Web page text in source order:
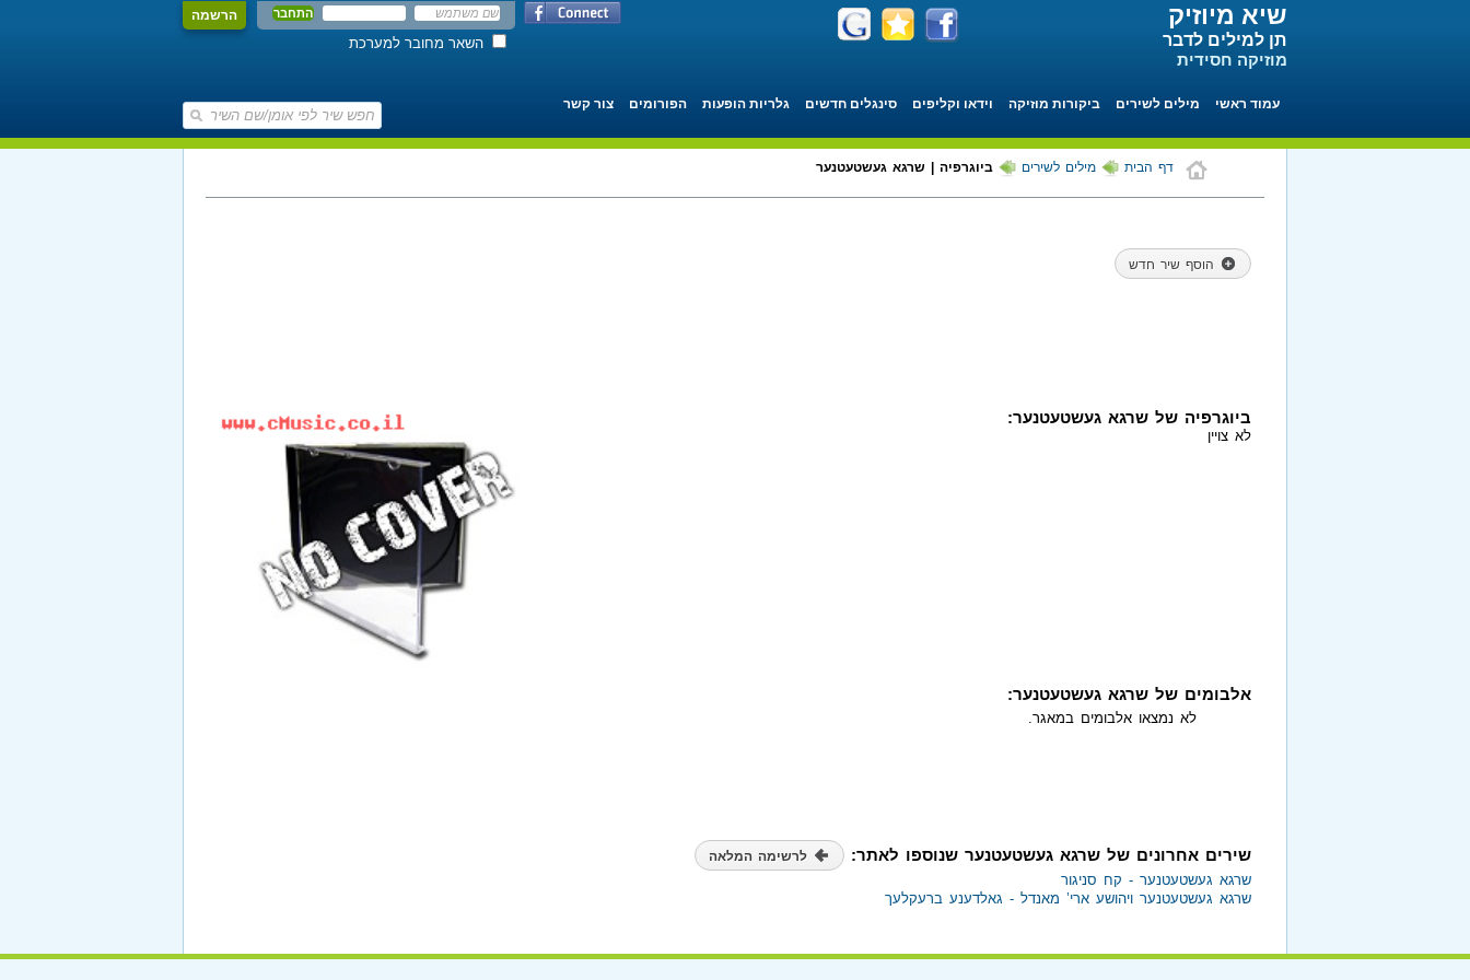
הרשמה
השאר מחובר למערכת
שיא מיוזיק
תן למילים לדבר
מוזיקה חסידית
עמוד ראשי מילים לשירים ביקורות מוזיקה וידאו וקליפים סינגלים חדשים גלריות הופעות הפורומים צור קשר
דף הבית מילים לשירים ביוגרפיה | שרגא געשטעטנער
הוסף שיר חדש
ביוגרפיה של שרגא געשטעטנער:
לא צויין
אלבומים של שרגא געשטעטנער:
לא נמצאו אלבומים במאגר.
שירים אחרונים של שרגא געשטעטנער שנוספו לאתר: לרשימה המלאה
שרגא געשטעטנער - קח סניגור
שרגא געשטעטנער ויהושע ארי’ מאנדל - גאלדענע ברעקלעך